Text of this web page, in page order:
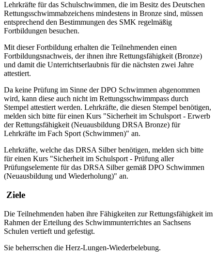
Lehrkräfte für das Schulschwimmen, die im Besitz des Deutschen
Rettungsschwimmabzeichens mindestens in Bronze sind, müssen
entsprechend den Bestimmungen des SMK regelmäßig
Fortbildungen besuchen.
Mit dieser Fortbildung erhalten die Teilnehmenden einen
Fortbildungsnachweis, der ihnen ihre Rettungsfähigkeit (Bronze)
und damit die Unterrichtserlaubnis für die nächsten zwei Jahre
attestiert.
Da keine Prüfung im Sinne der DPO Schwimmen abgenommen
wird, kann diese auch nicht im Rettungsschwimmpass durch
Stempel attestiert werden. Lehrkräfte, die diesen Stempel benötigen,
melden sich bitte für einen Kurs "Sicherheit im Schulsport - Erwerb
der Rettungsfähigkeit (Neuausbildung DRSA Bronze) für
Lehrkräfte im Fach Sport (Schwimmen)" an.
Lehrkräfte, welche das DRSA Silber benötigen, melden sich bitte
für einen Kurs "Sicherheit im Schulsport - Prüfung aller
Prüfungselemente für das DRSA Silber gemäß DPO Schwimmen
(Neuausbildung und Wiederholung)" an.
Ziele
Die Teilnehmenden haben ihre Fähigkeiten zur Rettungsfähigkeit im
Rahmen der Erteilung des Schwimmunterrichtes an Sachsens
Schulen vertieft und gefestigt.
Sie beherrschen die Herz-Lungen-Wiederbelebung.